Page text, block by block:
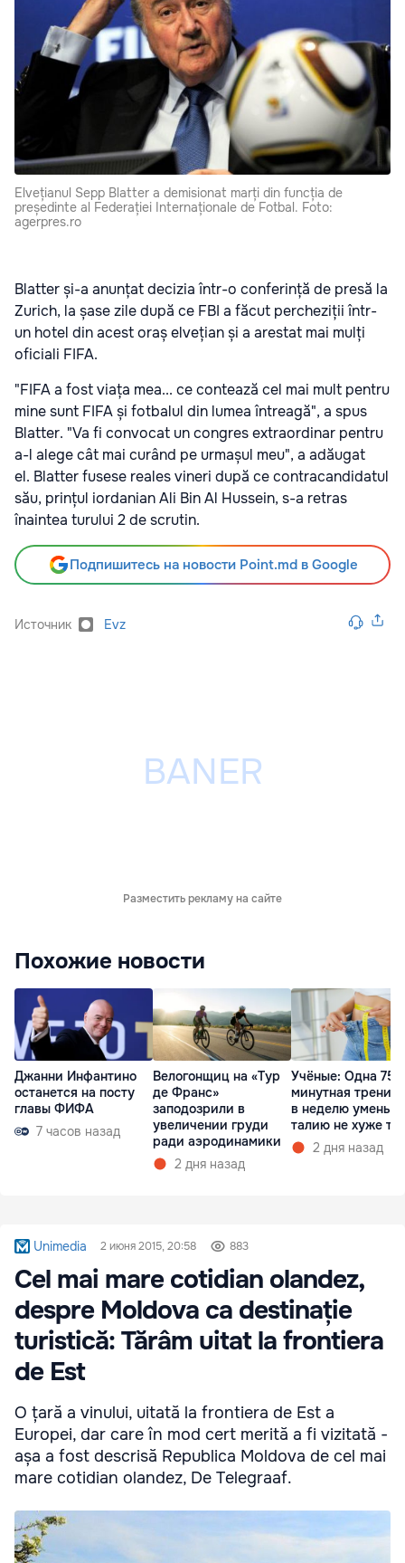
Elvețianul Sepp Blatter a demisionat marți din funcția de
președinte al Federației Internaționale de Fotbal. Foto:
agerpres.ro
Blatter și-a anunțat decizia într-o conferință de presă la
Zurich, la șase zile după ce FBI a făcut percheziții într-
un hotel din acest oraș elvețian și a arestat mai mulți
oficiali FIFA.
"FIFA a fost viața mea... ce contează cel mai mult pentru
mine sunt FIFA și fotbalul din lumea întreagă", a spus
Blatter. "Va fi convocat un congres extraordinar pentru
a-l alege cât mai curând pe urmașul meu", a adăugat
el. Blatter fusese reales vineri după ce contracandidatul
său, prințul iordanian Ali Bin Al Hussein, s-a retras
înaintea turului 2 de scrutin.
Подпишитесь на новости Point.md в Google
Источник Evz
Разместить рекламу на сайте
Похожие новости
Джанни Инфантино
останется на посту
главы ФИФА
7 часов назад
Велогонщиц на «Тур
де Франс»
заподозрили в
увеличении груди
ради аэродинамики
2 дня назад
Учёные: Одна 75-
минутная
в неделю
талию не хуже
2 дня назад
Unimedia 2 июня 2015, 20:58 883
Cel mai mare cotidian olandez,
despre Moldova ca destinație
turistică: Tărâm uitat la frontiera
de Est
O țară a vinului, uitată la frontiera de Est a
Europei, dar care în mod cert merită a fi vizitată -
așa a fost descrisă Republica Moldova de cel mai
mare cotidian olandez, De Telegraaf.